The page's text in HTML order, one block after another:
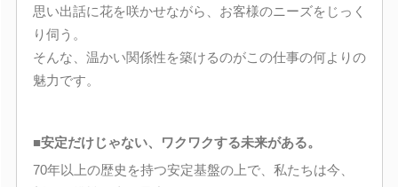
思い出話に花を咲かせながら、お客様のニーズをじっく
り伺う。
そんな、温かい関係性を築けるのがこの仕事の何よりの
魅力です。
■安定だけじゃない、ワクワクする未来がある。
70年以上の歴史を持つ安定基盤の上で、私たちは今、